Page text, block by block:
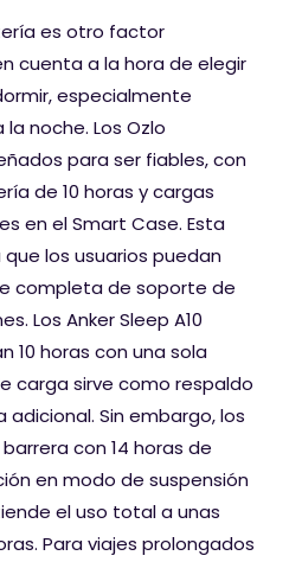
es otro factor
cuenta a la hora de elegir
especialmente
noche. Los Ozlo
para ser fiables, con
de 10 horas y cargas
en el Smart Case. Esta
los usuarios puedan
completa de soporte de
Los Anker Sleep A10
10 horas con una sola
carga sirve como respaldo
Sin embargo, los
con 14 horas de
en modo de suspensión
el uso total a unas
Para viajes prolongados